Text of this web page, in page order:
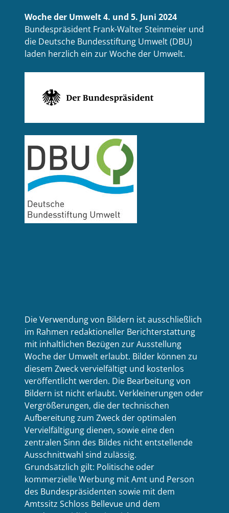
Woche der Umwelt 4. und 5. Juni 2024
Bundespräsident Frank-Walter Steinmeier und
die Deutsche Bundesstiftung Umwelt (DBU)
laden herzlich ein zur Woche der Umwelt.
Die Verwendung von Bildern ist ausschließlich
im Rahmen redaktioneller Berichterstattung
mit inhaltlichen Bezügen zur Ausstellung
Woche der Umwelt erlaubt. Bilder können zu
diesem Zweck vervielfältigt und kostenlos
veröffentlicht werden. Die Bearbeitung von
Bildern ist nicht erlaubt. Verkleinerungen oder
Vergrößerungen, die der technischen
Aufbereitung zum Zweck der optimalen
Vervielfältigung dienen, sowie eine den
zentralen Sinn des Bildes nicht entstellende
Ausschnittwahl sind zulässig.
Grundsätzlich gilt: Politische oder
kommerzielle Werbung mit Amt und Person
des Bundespräsidenten sowie mit dem
Amtssitz Schloss Bellevue und dem